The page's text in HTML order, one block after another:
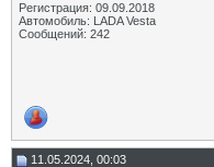
Регистрация: 09.09.2018
Автомобиль: LADA Vesta
Сообщений: 242
11.05.2024, 00:03